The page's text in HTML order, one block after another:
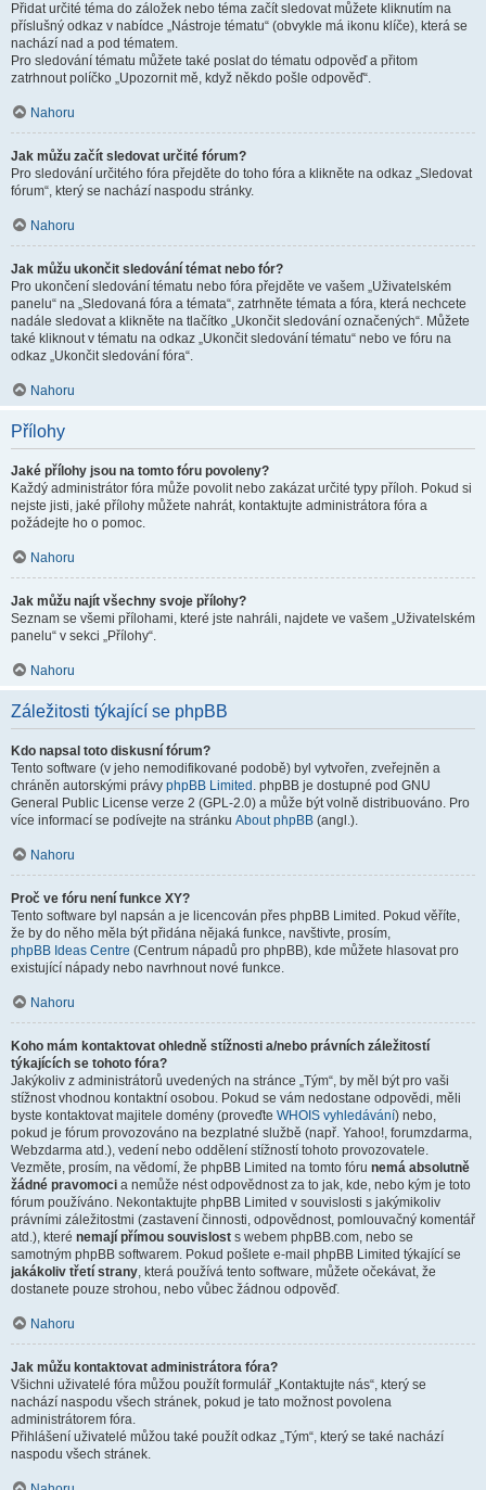
Přidat určité téma do záložek nebo téma začít sledovat můžete kliknutím na
příslušný odkaz v nabídce „Nástroje tématu“ (obvykle má ikonu klíče), která se
nachází nad a pod tématem.
Pro sledování tématu můžete také poslat do tématu odpověď a přitom
zatrhnout políčko „Upozornit mě, když někdo pošle odpověď“.
Nahoru
Jak můžu začít sledovat určité fórum?
Pro sledování určitého fóra přejděte do toho fóra a klikněte na odkaz „Sledovat
fórum“, který se nachází naspodu stránky.
Nahoru
Jak můžu ukončit sledování témat nebo fór?
Pro ukončení sledování tématu nebo fóra přejděte ve vašem „Uživatelském
panelu“ na „Sledovaná fóra a témata“, zatrhněte témata a fóra, která nechcete
nadále sledovat a klikněte na tlačítko „Ukončit sledování označených“. Můžete
také kliknout v tématu na odkaz „Ukončit sledování tématu“ nebo ve fóru na
odkaz „Ukončit sledování fóra“.
Nahoru
Přílohy
Jaké přílohy jsou na tomto fóru povoleny?
Každý administrátor fóra může povolit nebo zakázat určité typy příloh. Pokud si
nejste jisti, jaké přílohy můžete nahrát, kontaktujte administrátora fóra a
požádejte ho o pomoc.
Nahoru
Jak můžu najít všechny svoje přílohy?
Seznam se všemi přílohami, které jste nahráli, najdete ve vašem „Uživatelském
panelu“ v sekci „Přílohy“.
Nahoru
Záležitosti týkající se phpBB
Kdo napsal toto diskusní fórum?
Tento software (v jeho nemodifikované podobě) byl vytvořen, zveřejněn a
chráněn autorskými právy phpBB Limited . phpBB je dostupné pod GNU
General Public License verze 2 (GPL-2.0) a může být volně distribuováno. Pro
více informací se podívejte na stránku About phpBB (angl.).
Nahoru
Proč ve fóru není funkce XY?
Tento software byl napsán a je licencován přes phpBB Limited. Pokud věříte,
že by do něho měla být přidána nějaká funkce, navštivte, prosím,
phpBB Ideas Centre (Centrum nápadů pro phpBB), kde můžete hlasovat pro
existující nápady nebo navrhnout nové funkce.
Nahoru
Koho mám kontaktovat ohledně stížnosti a/nebo právních záležitostí
týkajících se tohoto fóra?
Jakýkoliv z administrátorů uvedených na stránce „Tým“, by měl být pro vaši
stížnost vhodnou kontaktní osobou. Pokud se vám nedostane odpovědi, měli
byste kontaktovat majitele domény (proveďte WHOIS vyhledávání) nebo,
pokud je fórum provozováno na bezplatné službě (např. Yahoo!, forumzdarma,
Webzdarma atd.), vedení nebo oddělení stížností tohoto provozovatele.
Vezměte, prosím, na vědomí, že phpBB Limited na tomto fóru nemá absolutně
žádné pravomoci a nemůže nést odpovědnost za to jak, kde, nebo kým je toto
fórum používáno. Nekontaktujte phpBB Limited v souvislosti s jakýmikoliv
právními záležitostmi (zastavení činnosti, odpovědnost, pomlouvačný komentář
atd.), které nemají přímou souvislost s webem phpBB.com, nebo se
samotným phpBB softwarem. Pokud pošlete e-mail phpBB Limited týkající se
jakákoliv třetí strany, která používá tento software, můžete očekávat, že
dostanete pouze strohou, nebo vůbec žádnou odpověď.
Nahoru
Jak můžu kontaktovat administrátora fóra?
Všichni uživatelé fóra můžou použít formulář „Kontaktujte nás“, který se
nachází naspodu všech stránek, pokud je tato možnost povolena
administrátorem fóra.
Přihlášení uživatelé můžou také použít odkaz „Tým“, který se také nachází
naspodu všech stránek.